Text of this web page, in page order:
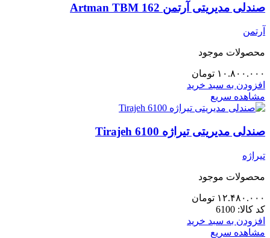
صندلی مدیریتی آرتمن Artman TBM 162
آرتمن
محصولات موجود
۱۰.۸۰۰.۰۰۰ تومان
افزودن به سبد خرید
مشاهده سریع
صندلی مدیریتی تیراژه Tirajeh 6100
تیراژه
محصولات موجود
۱۲.۴۸۰.۰۰۰ تومان
کد کالا: 6100
افزودن به سبد خرید
مشاهده سریع